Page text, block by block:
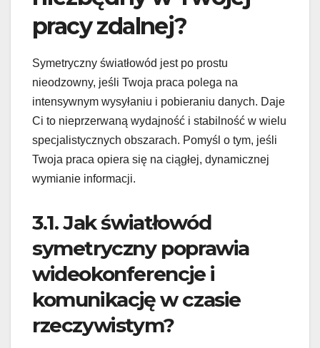
pracy zdalnej?
Symetryczny światłowód jest po prostu
nieodzowny, jeśli Twoja praca polega na
intensywnym wysyłaniu i pobieraniu danych. Daje
Ci to nieprzerwaną wydajność i stabilność w wielu
specjalistycznych obszarach. Pomyśl o tym, jeśli
Twoja praca opiera się na ciągłej, dynamicznej
wymianie informacji.
3.1. Jak światłowód
symetryczny poprawia
wideokonferencje i
komunikację w czasie
rzeczywistym?